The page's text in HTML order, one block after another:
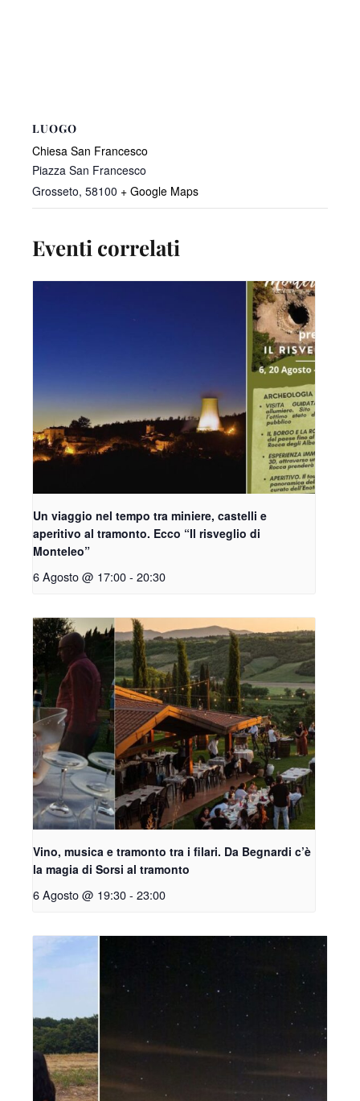
LUOGO
Chiesa San Francesco
Piazza San Francesco
Grosseto, 58100 + Google Maps
Eventi correlati
Un viaggio nel tempo tra miniere, castelli e
aperitivo al tramonto. Ecco “Il risveglio di
Monteleo”
6 Agosto @ 17:00- 20:30
Vino, musica e tramonto tra i filari. Da Begnardi c’è
la magia di Sorsi al tramonto
6 Agosto @ 19:30- 23:00